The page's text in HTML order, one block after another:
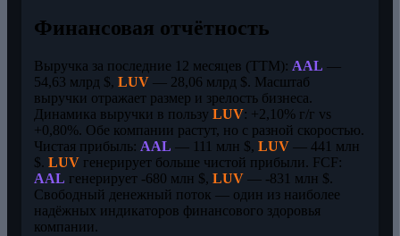
Финансовая отчётность
Выручка за последние 12 месяцев (TTM): AAL —
54,63 млрд $, LUV — 28,06 млрд $. Масштаб
выручки отражает размер и зрелость бизнеса.
Динамика выручки в пользу LUV: +2,10% г/г vs
+0,80%. Обе компании растут, но с разной скоростью.
Чистая прибыль: AAL — 111 млн $, LUV — 441 млн
$. LUV генерирует больше чистой прибыли. FCF:
AAL генерирует -680 млн $, LUV — -831 млн $.
Свободный денежный поток — один из наиболее
надёжных индикаторов финансового здоровья
компании.